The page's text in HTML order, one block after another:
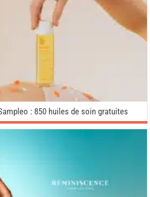
: 850 huiles de soin gratuites